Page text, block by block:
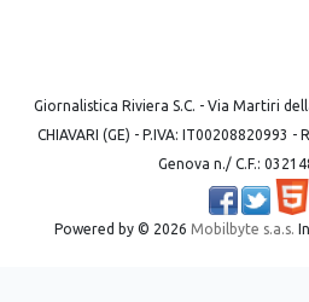
Giornalistica Riviera S.C. - Via Martiri
CHIAVARI (GE) - P.IVA: IT00208820993 -
Genova n./ C.F.:
Powered by © 2026 Mobilbyte s.a.s.